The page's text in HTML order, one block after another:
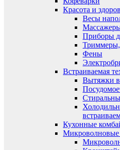
Красота и
Весы
Приборы
Фены
Встраиваемая
Вытяжки
Кухонные
Микроволновые